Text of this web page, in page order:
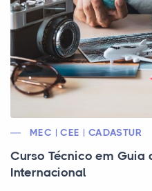
MEC | CEE | CADASTUR
Curso Técnico em Guia
Internacional